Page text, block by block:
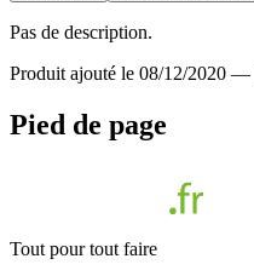
Pas de description.
Produit ajouté le 08/12/2020 —
Pied de page
Tout pour tout faire